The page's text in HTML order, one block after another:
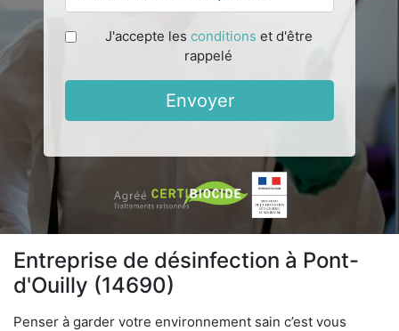
J'accepte les conditions et d'être
rappelé
Envoyer
Entreprise de désinfection à Pont-
d'Ouilly (14690)
Penser à garder votre environnement sain c’est vous